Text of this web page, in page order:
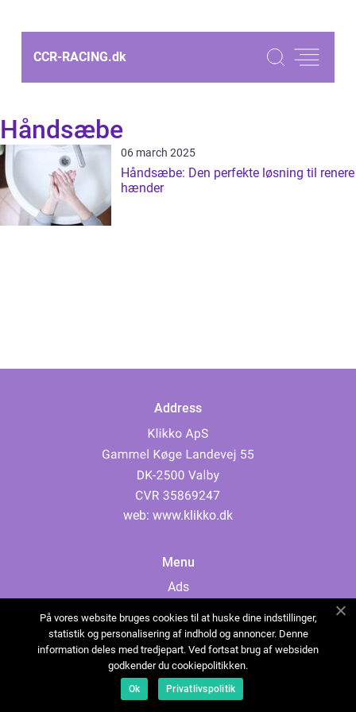
CCR-RACING.dk
Håndsæbe
06 march 2025
Håndsæbe: Den perfekte løsning til renere
hænder
Address
web: www.klikko.dk
Menu
Ads
Cookies
Contact
Sitemap
På vores website bruges cookies til at huske dine indstillinger,
statistik og personalisering af indhold og annoncer. Denne
information deles med tredjepart. Ved fortsat brug af websiden
godkender du cookiepolitikken.
Ok Privatlivspolitik